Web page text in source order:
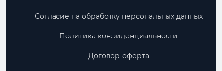
Согласие на обработку персональных данных
Политика конфиденциальности
Договор-оферта